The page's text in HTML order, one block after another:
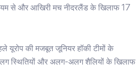
से और आखिरी मच नीदरलैंड के खिलाफ 17
यूरोप की मजबूत जूनियर हॉकी टीमों के
स्थितियों और अलग-अलग शैलियों के खिलाफ